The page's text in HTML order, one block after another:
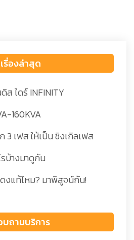
เรื่องล่าสุด
ส ไดร์ INFINITY
160KVA
3 เฟส ให้เป็น ซิงเกิลเฟส
รบ้างมาดูกัน
งแท้ไหม? มาพิสูจน์กัน!
ถามบริการ